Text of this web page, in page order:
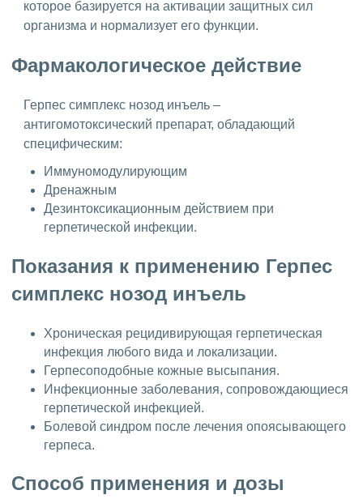
которое базируется на активации защитных сил
организма и нормализует его функции.
Фармакологическое действие
Герпес симплекс нозод инъель –
антигомотоксический препарат, обладающий
специфическим:
Иммуномодулирующим
Дренажным
Дезинтоксикационным действием при
герпетической инфекции.
Показания к применению Герпес
симплекс нозод инъель
Хроническая рецидивирующая герпетическая
инфекция любого вида и локализации.
Герпесоподобные кожные высыпания.
Инфекционные заболевания, сопровождающиеся
герпетической инфекцией.
Болевой синдром после лечения опоясывающего
герпеса.
Способ применения и дозы